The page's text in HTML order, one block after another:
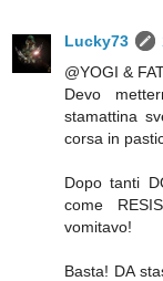
Lucky73
@YOGI &
Devo
stamattina
corsa in
Dopo tanti
come
vomitavo!
Basta! DA